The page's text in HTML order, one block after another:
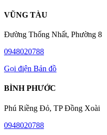
VŨNG TÀU
Đường Thống Nhất, Phường 8
0948020788
Gọi điện Bản đồ
BÌNH PHƯỚC
Phú Riềng Đỏ, TP Đồng Xoài
0948020788